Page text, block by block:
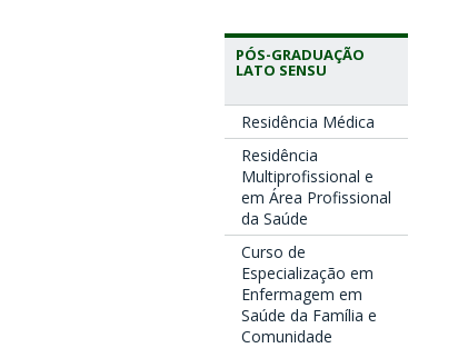
PÓS-GRADUAÇÃO
LATO SENSU
Residência Médica
Residência
Multiprofissional e
em Área Profissional
da Saúde
Curso de
Especialização em
Enfermagem em
Saúde da Família e
Comunidade